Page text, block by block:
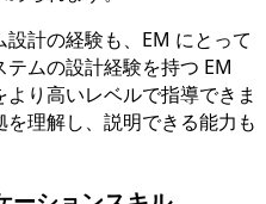
計の経験も、EM にとって
ムの設計経験を持つ EM
り高いレベルで指導できま
理解し、説明できる能力も